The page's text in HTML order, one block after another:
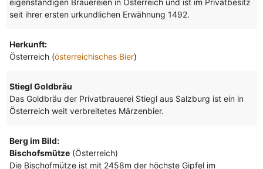
eigenständigen Brauereien in Österreich und ist im Privatbesitz
seit ihrer ersten urkundlichen Erwähnung 1492.
Herkunft:
Österreich (österreichisches Bier)
Stiegl Goldbräu
Das Goldbräu der Privatbrauerei Stiegl aus Salzburg ist ein in
Österreich weit verbreitetes Märzenbier.
Berg im Bild:
Bischofsmütze(Österreich)
Die Bischofmütze ist mit 2458m der höchste Gipfel im